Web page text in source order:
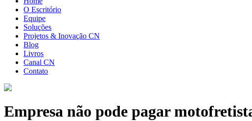
O Escritório
Equipe
Soluções
Projetos & Inovação CN
Blog
Livros
Canal CN
Contato
Empresa não pode pagar